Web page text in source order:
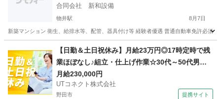
合同会社 新和設備
物井駅 8月7日
新築マンション 衛生、給排水等、配管、器具付け等 経験者優遇 普通自動車免許必須
物井駅 その他 水道
【日勤＆土日祝休み】月給23万円◎17時定時で残
業ほぼなし♪組立・仕上げ作業☆30代～50代男性
活躍中＜茨城県守谷市＞
月給230,000円
UTコネクト株式会社
野田市 提携サイト